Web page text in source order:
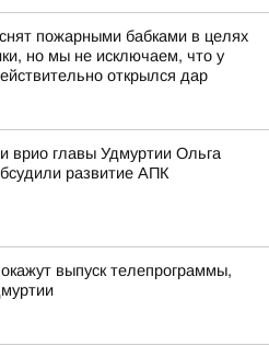
пожарными бабками в целях
но мы не исключаем, что у
открылся дар
врио главы Удмуртии Ольга
развитие АПК
выпуск телепрограммы,